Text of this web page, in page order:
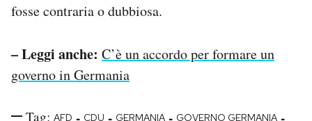
fosse contraria o dubbiosa.
– Leggi anche: C’è un accordo per formare un
governo in Germania
Tag: AFD CDU GERMANIA GOVERNO GERMANIA